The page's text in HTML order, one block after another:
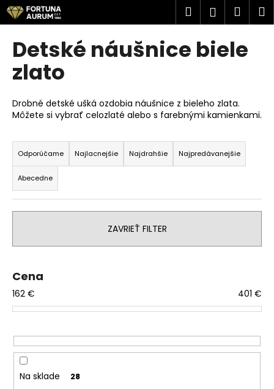
Prejsť
na
obsah
Hľadať
Detské náušnice biele
zlato
Drobné detské ušká ozdobia náušnice z bieleho zlata.
Môžete si vybrať celozlaté alebo s farebnými kamienkami.
R
a
d
e
n
p
o
d
u
t
o
v
Odporúčame Najlacnejšie Najdrahšie Najpredávanejšie
Abecedne
ZAVRIEŤ FILTER
Cena
162 € 401 €
Na sklade 28
K
o
Č
o
p
o
r
e
b
u
j
t
n
á
j
ť
?